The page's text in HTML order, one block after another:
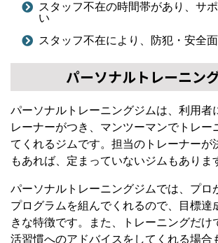
スタッフ不在の時間帯があり、サ
い
スタッフ不在により、防犯・安全
パーソナルトレーニン
パーソナルトレーニングジムは、利用者
レーナーがつき、マンツーマンでトレー
てくれるジムです。担当のトレーナーが
もあれば、定まっていないジムもありま
パーソナルトレーニングジムでは、プロ
プログラムを組んでくれるので、目標達
きな特徴です。また、トレーニングだけ
活習慣へのアドバイスをしてくれる場合